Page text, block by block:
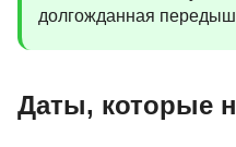
долгожданная
Даты, которые